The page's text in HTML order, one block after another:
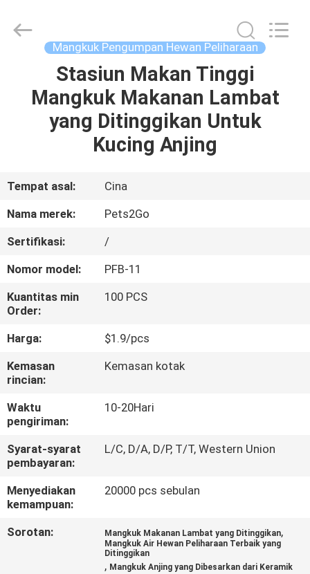
RUMAH
PRODUK
KAMI
PABRIK
HUBUNGI
KAMI
PERMINTAAN
PENAWARAN
BLOG/NEWS
SITEMAP
Pets2Go
Trading
Mangkuk Pengumpan Hewan Peliharaan
Stasiun Makan Tinggi
Mangkuk Makanan Lambat
yang Ditinggikan Untuk
Kucing Anjing
Tempat asal:
Cina
Nama merek:
Pets2Go
Sertifikasi:
/
Nomor model:
PFB-11
Kuantitas min
Order:
100 PCS
Harga:
$1.9/pcs
Kemasan
rincian:
Kemasan kotak
Waktu
pengiriman:
10-20Hari
Syarat-syarat
pembayaran:
L/C, D/A, D/P, T/T, Western Union
Menyediakan
kemampuan:
20000 pcs sebulan
Sorotan: Mangkuk Makanan Lambat yang Ditinggikan,
Mangkuk Air Hewan Peliharaan Terbaik yang
Ditinggikan
, Mangkuk Anjing yang Dibesarkan dari Keramik